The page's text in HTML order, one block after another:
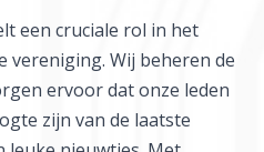
een cruciale rol in het
vereniging. Wij beheren de
ervoor dat onze leden
zijn van de laatste